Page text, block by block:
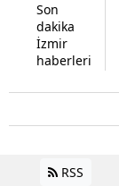
Son
dakika
İzmir
haberleri
RSS